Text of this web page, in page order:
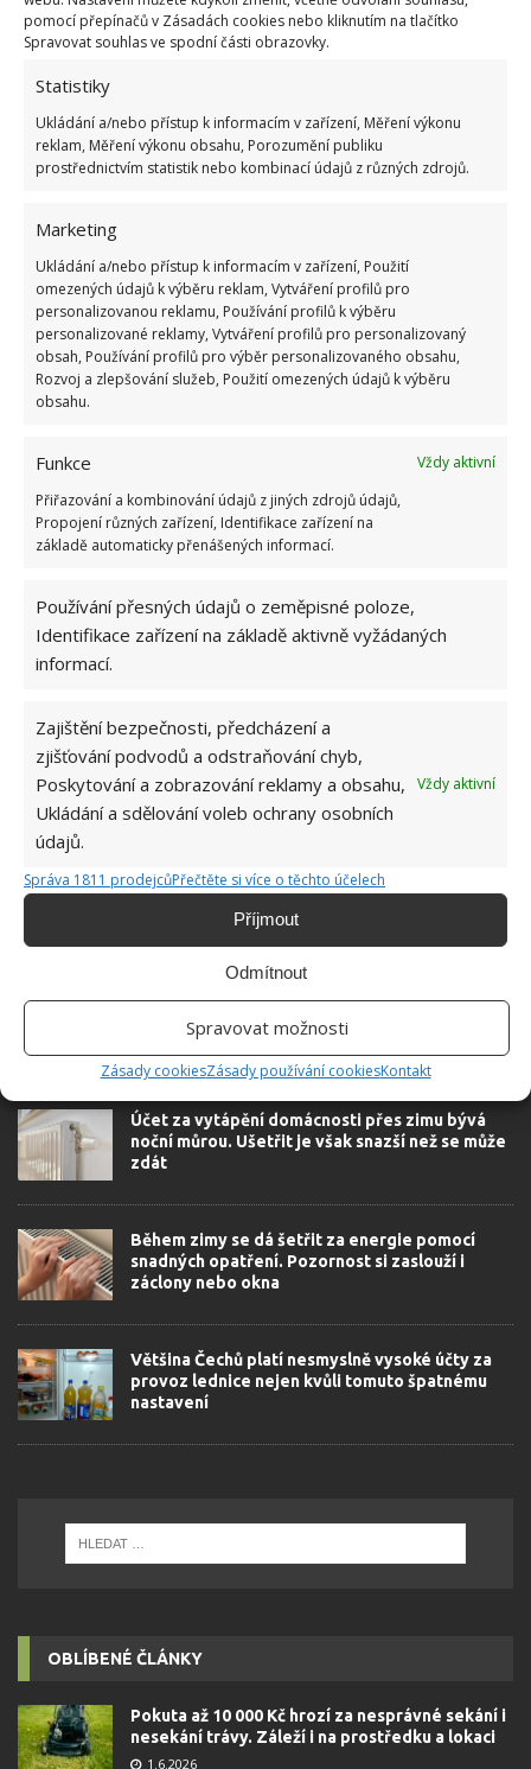
pomocí přepínačů v Zásadách cookies nebo kliknutím na tlačítko
Spravovat souhlas ve spodní části obrazovky.
Statistiky
Ukládání a/nebo přístup k informacím v zařízení, Měření výkonu
reklam, Měření výkonu obsahu, Porozumění publiku
prostřednictvím statistik nebo kombinací údajů z různých zdrojů.
Marketing
Ukládání a/nebo přístup k informacím v zařízení, Použití
omezených údajů k výběru reklam, Vytváření profilů pro
personalizovanou reklamu, Používání profilů k výběru
personalizované reklamy, Vytváření profilů pro personalizovaný
obsah, Používání profilů pro výběr personalizovaného obsahu,
Rozvoj a zlepšování služeb, Použití omezených údajů k výběru
obsahu.
Funkce
Vždy aktivní
Přiřazování a kombinování údajů z jiných zdrojů údajů,
Propojení různých zařízení, Identifikace zařízení na
základě automaticky přenášených informací.
Používání přesných údajů o zeměpisné poloze,
Identifikace zařízení na základě aktivně vyžádaných
informací.
Zajištění bezpečnosti, předcházení a
zjišťování podvodů a odstraňování chyb,
Poskytování a zobrazování reklamy a obsahu,
Ukládání a sdělování voleb ochrany osobních
údajů.
Vždy aktivní
Správa 1811 prodejcůPřečtěte si více o těchto účelech
Příjmout
Odmítnout
Spravovat možnosti
Zásady cookiesZásady používání cookiesKontakt
populace stále dělá špatně, což potvrzuje také
iDnes.Nenechávejte žádnou ventilačku
otevřenou celý den
minut. Tím se uvnitř vymění vzduch, nepřijdete ale o
teplo ve zdech ani v nábytku.
ENERGIE
Jiří Kolář
Absolvent České zemědělské
univerzity, který je již od malička
možné najít v j...[Více o autorovi]
SOUVISEJÍCÍ ČLÁNKY
Účet za vytápění domácnosti přes zimu bývá
noční můrou. Ušetřit je však snazší než se může
zdát
Během zimy se dá šetřit za energie pomocí
snadných opatření. Pozornost si zaslouží i
záclony nebo okna
Většina Čechů platí nesmyslně vysoké účty za
provoz lednice nejen kvůli tomuto špatnému
nastavení
OBLÍBENÉ ČLÁNKY
Pokuta až 10 000 Kč hrozí za nesprávné sekání i
nesekání trávy. Záleží i na prostředku a lokaci
1.6.2026